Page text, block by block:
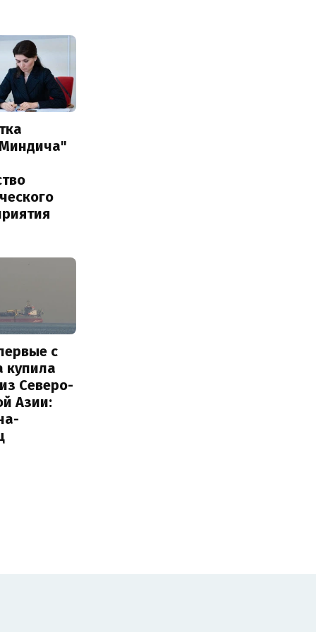
с
купила
Северо-
Азии: